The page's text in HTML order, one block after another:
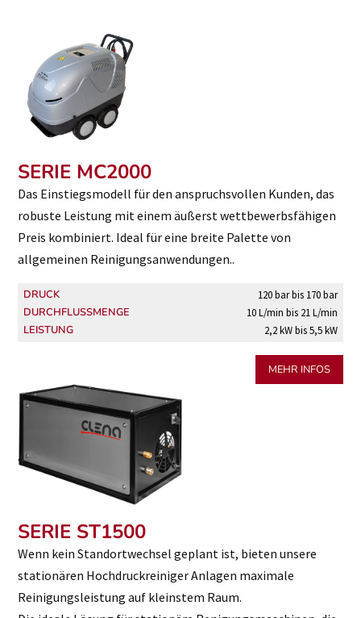
SERIE MC2000
Das Einstiegsmodell für den anspruchsvollen Kunden, das
robuste Leistung mit einem äußerst wettbewerbsfähigen
Preis kombiniert. Ideal für eine breite Palette von
allgemeinen Reinigungsanwendungen..
DRUCK 120 bar bis 170 bar
DURCHFLUSSMENGE 10 L/min bis 21 L/min
LEISTUNG 2,2 kW bis 5,5 kW
MEHR INFOS
SERIE ST1500
Wenn kein Standortwechsel geplant ist, bieten unsere
stationären Hochdruckreiniger Anlagen maximale
Reinigungsleistung auf kleinstem Raum.